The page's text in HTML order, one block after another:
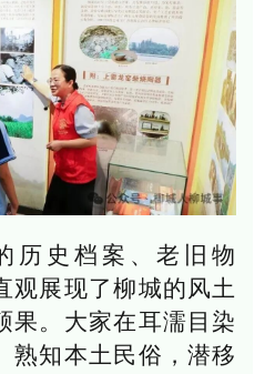
历史档案、老旧物
观展现了柳城的风土
果。大家在耳濡目染
熟知本土民俗，潜移